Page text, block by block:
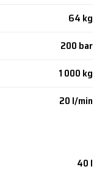
64 kg
200 bar
1 000 kg
20 l/min
40 l